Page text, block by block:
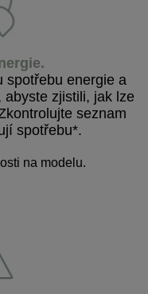
.
spotřebu energie a
zjistili, jak lze
seznam
spotřebu*.
na modelu.